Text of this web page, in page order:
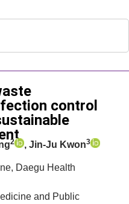
control
2 , Jin-Ju Kwon3
Daegu Health
and Public